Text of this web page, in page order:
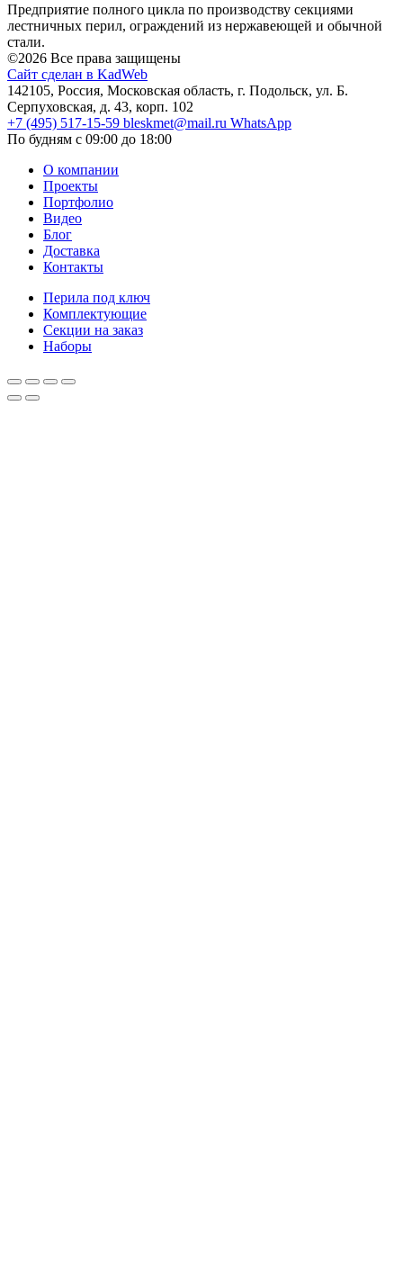
Предприятие полного цикла по производству секциями
лестничных перил, ограждений из нержавеющей и обычной
стали.
©2026 Все права защищены
Сайт сделан в KadWeb
142105, Россия, Московская область, г. Подольск, ул. Б.
Серпуховская, д. 43, корп. 102
+7 (495) 517-15-59 bleskmet@mail.ru WhatsApp
По будням с 09:00 до 18:00
О компании
Проекты
Портфолио
Видео
Блог
Доставка
Контакты
Перила под ключ
Комплектующие
Секции на заказ
Наборы